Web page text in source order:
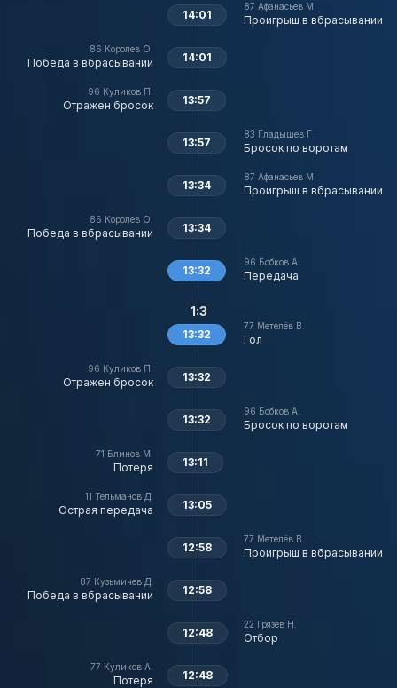
87 Афанасьев М.
Проигрыш в вбрасывании
14:01
86 Королев О.
Победа в вбрасывании 14:01
96 Куликов П.
Отражен бросок 13:57
83 Гладышев Г.
Бросок по воротам
13:57
87 Афанасьев М.
Проигрыш в вбрасывании
13:34
86 Королев О.
Победа в вбрасывании 13:34
96 Бобков А.
Передача
13:32
77 Метелёв В.
Гол
1:3
13:32
96 Куликов П.
Отражен бросок 13:32
96 Бобков А.
Бросок по воротам
13:32
71 Блинов М.
Потеря 13:11
11 Тельманов Д.
Острая передача 13:05
77 Метелёв В.
Проигрыш в вбрасывании
12:58
87 Кузьмичев Д.
Победа в вбрасывании 12:58
22 Грязев Н.
Отбор
12:48
77 Куликов А.
Потеря 12:48